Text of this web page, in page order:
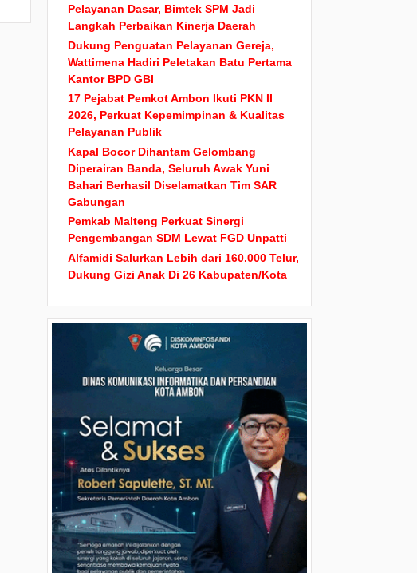
Pelayanan Dasar, Bimtek SPM Jadi
Langkah Perbaikan Kinerja Daerah
Dukung Penguatan Pelayanan Gereja,
Wattimena Hadiri Peletakan Batu Pertama
Kantor BPD GBI
17 Pejabat Pemkot Ambon Ikuti PKN II
2026, Perkuat Kepemimpinan & Kualitas
Pelayanan Publik
Kapal Bocor Dihantam Gelombang
Diperairan Banda, Seluruh Awak Yuni
Bahari Berhasil Diselamatkan Tim SAR
Gabungan
Pemkab Malteng Perkuat Sinergi
Pengembangan SDM Lewat FGD Unpatti
Alfamidi Salurkan Lebih dari 160.000 Telur,
Dukung Gizi Anak Di 26 Kabupaten/Kota